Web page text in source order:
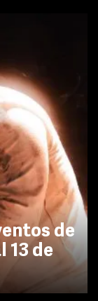
de
13 de